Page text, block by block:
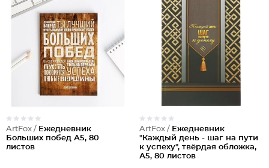
ArtFox / Ежедневник
Больших побед А5, 80
листов
ArtFox / Ежедневник
"Каждый день - шаг на пути
к успеху", твёрдая обложка,
А5, 80 листов